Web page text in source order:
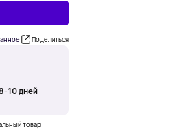
Поделиться
10 дней
товар